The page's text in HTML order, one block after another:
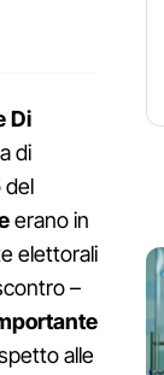
Di
di
del
erano in
elettorali
–
alle